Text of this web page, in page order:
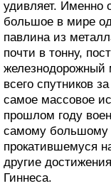
удивляет. Именно
большое в мире
павлина из
почти в тонну,
железнодорожный
всего спутников
самое массовое
прошлом году
самому большому
прокатившемуся
другие
Гиннеса.